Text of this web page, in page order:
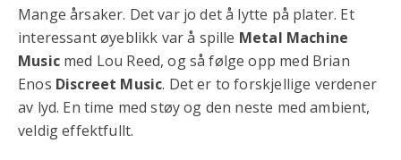
Mange årsaker. Det var jo det å lytte på plater. Et
interessant øyeblikk var å spille Metal Machine
Musicmed Lou Reed, og så følge opp med Brian
Enos Discreet Music. Det er to forskjellige verdener
av lyd. En time med støy og den neste med ambient,
veldig effektfullt.